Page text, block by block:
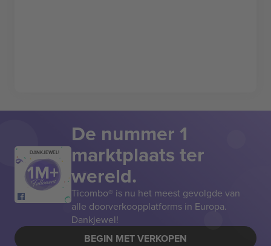
DANKJEWEL!
De nummer 1
marktplaats ter
wereld.
Ticombo® is nu het meest gevolgde van
alle doorverkoopplatforms in Europa.
Dankjewel!
BEGIN MET VERKOPEN